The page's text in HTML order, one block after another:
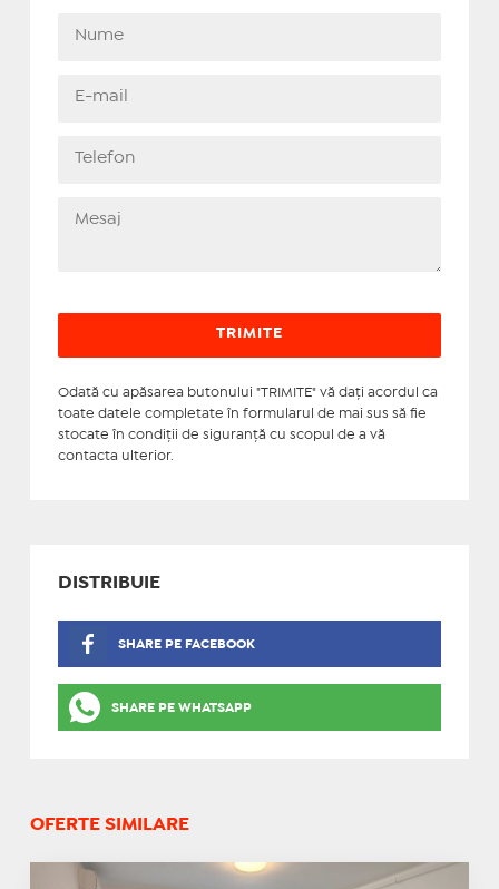
Odată cu apăsarea butonului "TRIMITE" vă daţi acordul ca
toate datele completate în formularul de mai sus să fie
stocate în condiţii de siguranţă cu scopul de a vă
contacta ulterior.
DISTRIBUIE
SHARE PE FACEBOOK
SHARE PE WHATSAPP
OFERTE SIMILARE